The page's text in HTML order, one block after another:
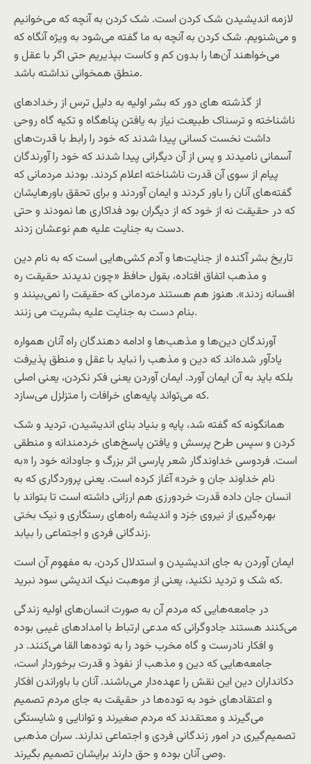
لازمه اندیشیدن شک کردن است. شک کردن به آنچه که می‌خوانیم
و می‌شنویم. شک کردن به آنچه به ما گفته می‌شود به ویژه آنگاه که
می‌خواهند آن‌ها را بدون کم و کاست بپذیریم حتی اگر با عقل و
منطق همخوانی نداشته باشد.
از گذشته های دور که بشر اولیه به دلیل ترس از رخدادهای
ناشناخته و ترسناک طبیعت نیاز به یافتن پناهگاه و تکیه گاه روحی
داشت نخست کسانی پیدا شدند که خود را رابط با قدرت‌های
آسمانی نامیدند و پس از آن دیگرانی پیدا شدند که خود را آورندگان
پیام از سوی آن قدرت ناشناخته اعلام کردند. بودند مردمانی که
گفته‌های آنان را باور کردند و ایمان آوردند و برای تحقق باورهایشان
که در حقیقت نه از خود که از دیگران بود فداکاری ها نمودند و حتی
دست به جنایت علیه هم نوعشان زدند.
تاریخ بشر آکنده از جنایت‌ها و آدم کشی‌هایی است که به نام دین
و مذهب اتفاق افتاده، بقول حافظ «چون ندیدند حقیقت ره
افسانه زدند». هنوز هم هستند مردمانی که حقیقت را نمی‌بینند و
بنام دست به جنایت علیه بشریت می زنند.
آورندگان دین‌ها و مذهب‌ها و ادامه دهندگان راه آنان همواره
یادآور شده‌اند که دین و مذهب را نباید با عقل و منطق پذیرفت
بلکه باید به آن ایمان آورد. ایمان آوردن یعنی فکر نکردن، یعنی اصلی
که می‌تواند پایه‌های خرافات را متزلزل می‌سازد.
همانگونه که گفته شد، پایه و بنیاد بنای اندیشیدن، تردید و شک
کردن و سپس طرح پرسش و یافتن پاسخ‌های خردمندانه و منطقی
است. فردوسی خداوندگار شعر پارسی اثر بزرگ و جاودانه خود را «به
نام خداوند جان و خرد» آغاز کرده است. یعنی پروردگاری که به
انسان جان داده قدرت خردورزی هم ارزانی داشته است تا بتواند با
بهره‌گیری از نیروی خِرَد و اندیشه راه‌های رستگاری و نیک بختی
زندگانی فردی و اجتماعی را بیابد.
ایمان آوردن به جای اندیشیدن و استدلال کردن، به مفهوم آن است
که شک و تردید نکنید، یعنی از موهبت نیک اندیشی سود نبرید.
در جامعه‌هایی که مردم آن به صورت انسان‌های اولیه زندگی
می‌کنند هستند جادوگرانی که مدعی ارتباط با امدادهای غیبی بوده
و افکار نادرست و گاه مخرب خود را به توده‌ها القا می‌کنند. در
جامعه‌هایی که دین و مذهب از نفوذ و قدرت برخوردار است،
دکانداران دین این نقش را عهده‌دار می‌باشند. آنان با باوراندن افکار
و اعتقادهای خود به توده‌ها در حقیقت به جای مردم تصمیم
می‌گیرند و معتقدند که مردم صغیرند و توانایی و شایستگی
تصمیم‌گیری در امور زندگانی فردی و اجتماعی ندارند. سران مذهبی
وصی آنان بوده و حق دارند برایشان تصمیم بگیرند.